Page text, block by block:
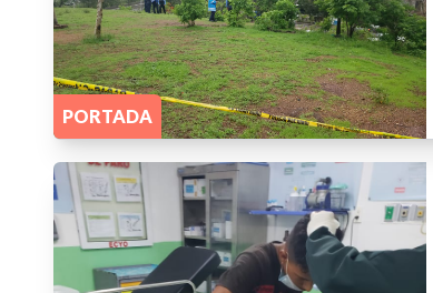
PORTADA